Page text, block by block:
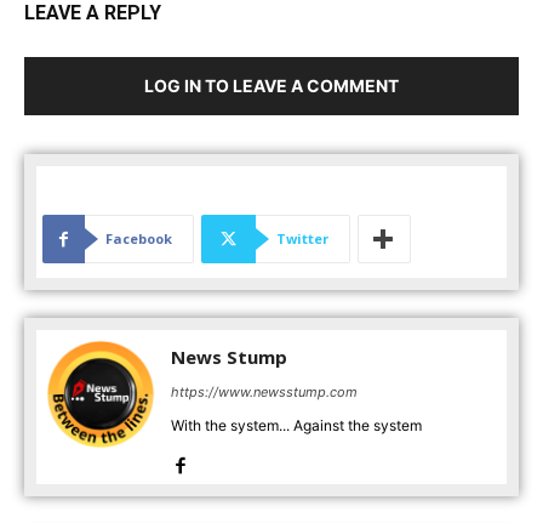
LEAVE A REPLY
LOG IN TO LEAVE A COMMENT
Facebook Twitter
News Stump
https://www.newsstump.com
With the system... Against the system